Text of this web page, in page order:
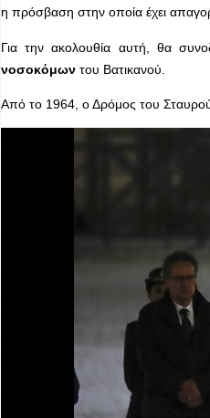
η πρόσβαση στην οποία έχει
Για την ακολουθία αυτή, θα
νοσοκόμων του Βατικανού.
Από το 1964, ο Δρόμος του